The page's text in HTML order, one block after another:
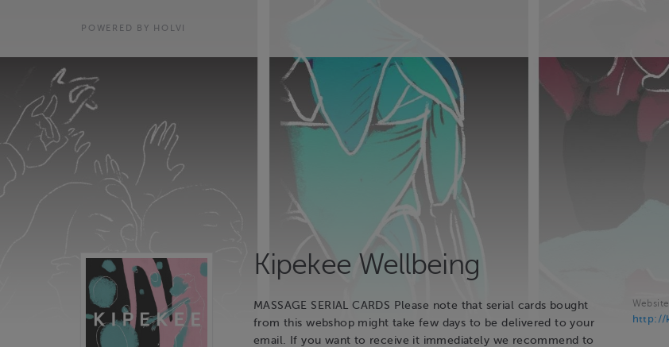
POWERED BY HOLVI
Kipekee Wellbeing
MASSAGE SERIAL CARDS Please note that serial cards bought
from this webshop might take few days to be delivered to your
email. If you want to receive it immediately we recommend to
Website
http://